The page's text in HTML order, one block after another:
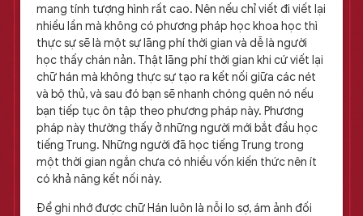
mang tính tượng hình rất cao. Nên nếu chỉ viết đi viết lại
nhiều lần mà không có phương pháp học khoa học thì
thực sự sẽ là một sự lãng phí thời gian và dễ là người
học thấy chán nản. Thật lãng phí thời gian khi cứ viết lại
chữ hán mà không thực sự tạo ra kết nối giữa các nét
và bộ thủ, và sau đó bạn sẽ nhanh chóng quên nó nếu
bạn tiếp tục ôn tập theo phương pháp này. Phương
pháp này thường thấy ở những người mới bắt đầu học
tiếng Trung. Những người đã học tiếng Trung trong
một thời gian ngắn chưa có nhiều vốn kiến thức nên ít
có khả năng kết nối này.
Để ghi nhớ được chữ Hán luôn là nỗi lo sợ, ám ảnh đối